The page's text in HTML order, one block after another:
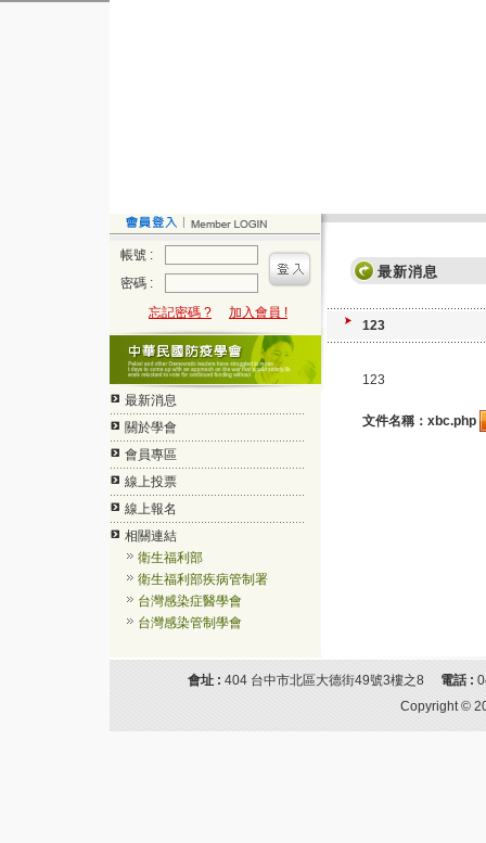
帳號 :
密碼 :
忘記密碼 ?
加入會員 !
最新消息
關於學會
會員專區
線上投票
線上報名
相關連結
衛生福利部
衛生福利部疾病管制署
台灣感染症醫學會
台灣感染管制學會
最新消息
123
123
文件名稱：xbc.php
會址 : 404 台中市北區大德街49號3樓之8 電話 :
Copyright ©